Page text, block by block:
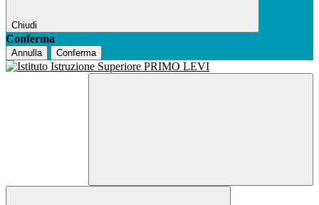
Chiudi
Conferma
Annulla Conferma